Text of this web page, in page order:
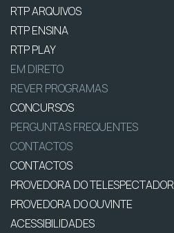
RTP ARQUIVOS
RTP ENSINA
RTP PLAY
EM DIRETO
REVER PROGRAMAS
CONCURSOS
PERGUNTAS FREQUENTES
CONTACTOS
CONTACTOS
PROVEDORA DO TELESPECTADOR
PROVEDORA DO OUVINTE
ACESSIBILIDADES